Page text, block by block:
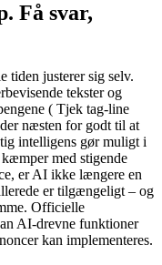
Få svar,
tiden justerer sig selv.
tekster og
( Tjek tag-line
næsten for godt til at
intelligens gør muligt i
med stigende
er AI ikke længere en
er tilgængeligt – og
Officielle
AI-drevne funktioner
kan implementeres.